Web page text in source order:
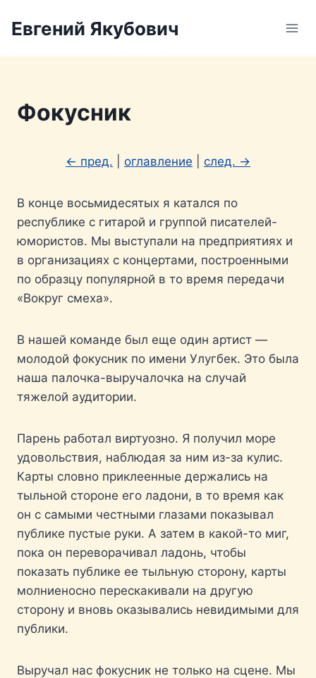
Евгений Якубович
Фокусник
← пред. оглавление след. →
В конце восьмидесятых я катался по
республике с гитарой и группой писателей-
юмористов. Мы выступали на предприятиях и
в организациях с концертами, построенными
по образцу популярной в то время передачи
«Вокруг смеха».
В нашей команде был еще один артист —
молодой фокусник по имени Улугбек. Это была
наша палочка-выручалочка на случай
тяжелой аудитории.
Парень работал виртуозно. Я получил море
удовольствия, наблюдая за ним из-за кулис.
Карты словно приклеенные держались на
тыльной стороне его ладони, в то время как
он с самыми честными глазами показывал
публике пустые руки. А затем в какой-то миг,
пока он переворачивал ладонь, чтобы
показать публике ее тыльную сторону, карты
молниеносно перескакивали на другую
сторону и вновь оказывались невидимыми для
публики.
Выручал нас фокусник не только на сцене. Мы